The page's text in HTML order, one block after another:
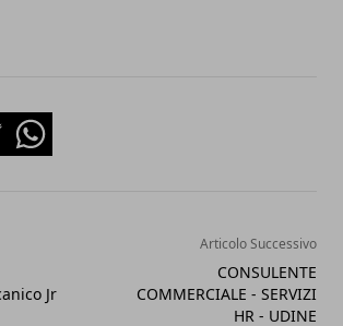
Whatsapp
Jr
Articolo Successivo
CONSULENTE
COMMERCIALE - SERVIZI
HR - UDINE